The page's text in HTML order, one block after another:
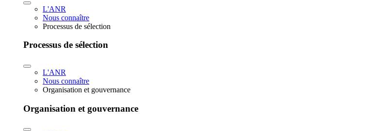
L'ANR
Nous connaître
Processus de sélection
Processus de sélection
L'ANR
Nous connaître
Organisation et gouvernance
Organisation et gouvernance